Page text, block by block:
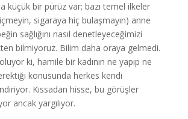
küçük bir pürüz var; bazı temel ilkeler
sigaraya hiç bulaşmayın) anne
sağlığını nasıl denetleyeceğimizi
bilmiyoruz. Bilim daha oraya gelmedi.
ki, hamile bir kadının ne yapıp ne
konusunda herkes kendi
Kıssadan hisse, bu görüşler
ancak yargılıyor.